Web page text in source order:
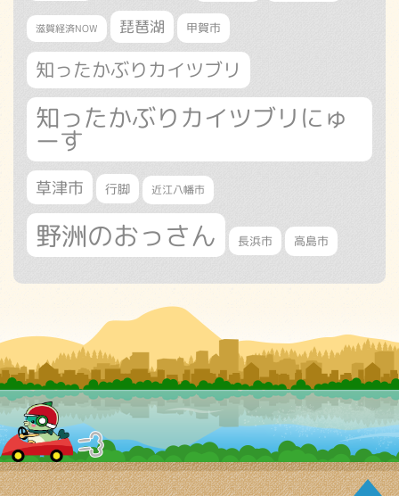
滋賀経済NOW 琵琶湖 甲賀市
知ったかぶりカイツブリ
知ったかぶりカイツブリにゅ
ーす
草津市 行脚 近江八幡市
野洲のおっさん 長浜市 高島市